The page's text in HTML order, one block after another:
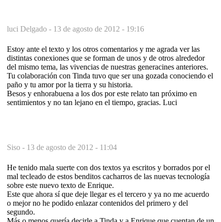
luci Delgado - 13 de agosto de 2012 - 19:16
Estoy ante el texto y los otros comentarios y me agrada ver las
distintas conexiones que se forman de unos y de otros alrededor
del mismo tema, las vivencias de nuestras generacines anteriores.
Tu colaboración con Tinda tuvo que ser una gozada conociendo el
paño y tu amor por la tierra y su historia.
Besos y enhorabuena a los dos por este relato tan próximo en
sentimientos y no tan lejano en el tiempo, gracias. Luci
Siso - 13 de agosto de 2012 - 11:04
He tenido mala suerte con dos textos ya escritos y borrados por el
mal tecleado de estos benditos cacharros de las nuevas tecnología
sobre este nuevo texto de Enrique.
Este que ahora sí que deje llegar es el tercero y ya no me acuerdo
o mejor no he podido enlazar contenidos del primero y del
segundo.